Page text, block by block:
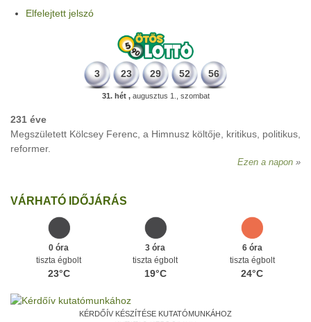
Elfelejtett jelszó
3 23 29 52 56
31. hét ,augusztus 1., szombat
231 éve
Megszületett Kölcsey Ferenc, a Himnusz költője, kritikus, politikus,
reformer.
Ezen a napon
VÁRHATÓ IDŐJÁRÁS
0 óra
tiszta égbolt
23°C
3 óra
tiszta égbolt
19°C
6 óra
tiszta égbolt
24°C
KÉRDŐÍV KÉSZÍTÉSE KUTATÓMUNKÁHOZ